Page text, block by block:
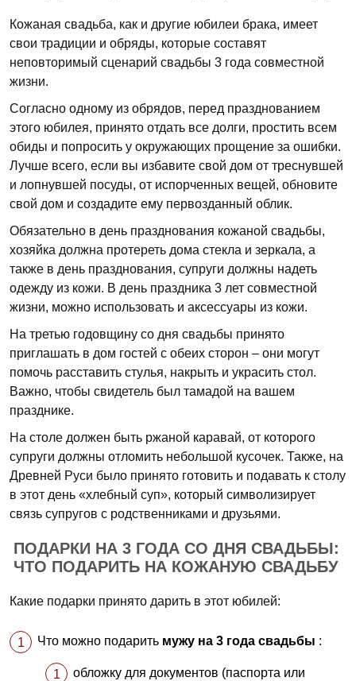
Кожаная свадьба, как и другие юбилеи брака, имеет
свои традиции и обряды, которые составят
неповторимый сценарий свадьбы 3 года совместной
жизни.
Согласно одному из обрядов, перед празднованием
этого юбилея, принято отдать все долги, простить всем
обиды и попросить у окружающих прощение за ошибки.
Лучше всего, если вы избавите свой дом от треснувшей
и лопнувшей посуды, от испорченных вещей, обновите
свой дом и создадите ему первозданный облик.
Обязательно в день празднования кожаной свадьбы,
хозяйка должна протереть дома стекла и зеркала, а
также в день празднования, супруги должны надеть
одежду из кожи. В день праздника 3 лет совместной
жизни, можно использовать и аксессуары из кожи.
На третью годовщину со дня свадьбы принято
приглашать в дом гостей с обеих сторон – они могут
помочь расставить стулья, накрыть и украсить стол.
Важно, чтобы свидетель был тамадой на вашем
празднике.
На столе должен быть ржаной каравай, от которого
супруги должны отломить небольшой кусочек. Также, на
Древней Руси было принято готовить и подавать к столу
в этот день «хлебный суп», который символизирует
связь супругов с родственниками и друзьями.
ПОДАРКИ НА 3 ГОДА СО ДНЯ СВАДЬБЫ:
ЧТО ПОДАРИТЬ НА КОЖАНУЮ СВАДЬБУ
Какие подарки принято дарить в этот юбилей:
Что можно подарить мужу на 3 года свадьбы :
обложку для документов (паспорта или